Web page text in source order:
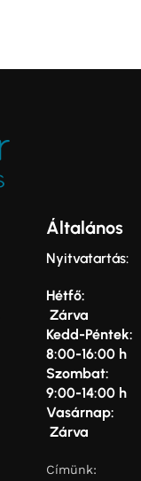
Általános
Nyitvatartás:
Hétfő:
Zárva
Kedd-Péntek:
8:00-16:00 h
Szombat:
9:00-14:00 h
Vasárnap:
Zárva
Címünk: